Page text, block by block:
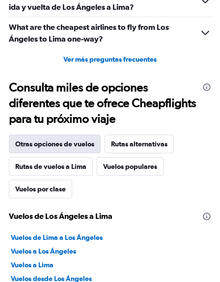
ida y vuelta de Los Ángeles a Lima?
What are the cheapest airlines to fly from Los
Ángeles to Lima one-way?
Ver más preguntas frecuentes
Consulta miles de opciones
diferentes que te ofrece Cheapflights
para tu próximo viaje
Otras opciones de vuelos Rutas alternativas
Rutas de vuelos a Lima Vuelos populares
Vuelos por clase
Vuelos de Los Ángeles a Lima
Vuelos de Lima a Los Ángeles
Vuelos a Los Ángeles
Vuelos a Lima
Vuelos desde Los Ángeles